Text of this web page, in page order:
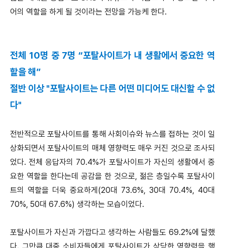
어의 역할을 하게 될 것이라는 전망을 가능케 한다.
전체 10명 중 7명 “포탈사이트가 내 생활에서 중요한 역
할을 해”
절반 이상 "포탈사이트는 다른 어떤 미디어도 대신할 수 없
다"
전반적으로 포탈사이트를 통해 사회이슈와 뉴스를 접하는 것이 일
상화되면서 포탈사이트의 매체 영향력도 매우 커진 것으로 조사되
었다. 전체 응답자의 70.4%가 포탈사이트가 자신의 생활에서 중
요한 역할을 한다는데 공감을 한 것으로, 젊은 층일수록 포탈사이
트의 역할을 더욱 중요하게(20대 73.6%, 30대 70.4%, 40대
70%, 50대 67.6%) 생각하는 모습이었다.
포탈사이트가 자신과 가깝다고 생각하는 사람들도 69.2%에 달했